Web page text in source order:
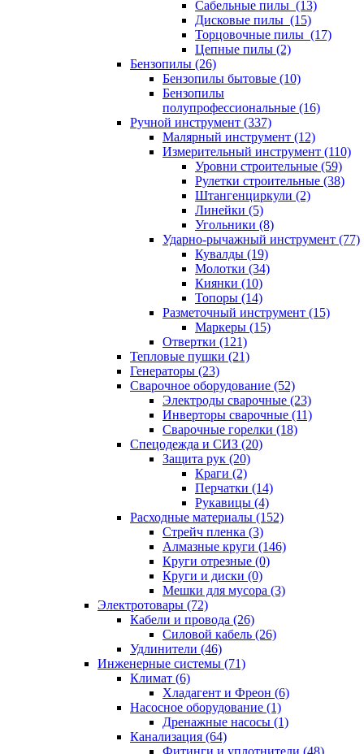
Сабельные пилы (13)
Дисковые пилы (15)
Торцовочные пилы (17)
Цепные пилы (2)
Бензопилы (26)
Бензопилы бытовые (10)
Бензопилы
полупрофессиональные (16)
Ручной инструмент (337)
Малярный инструмент (12)
Измерительный инструмент (110)
Уровни строительные (59)
Рулетки строительные (38)
Штангенциркули (2)
Линейки (5)
Угольники (8)
Ударно-рычажный инструмент (77)
Кувалды (19)
Молотки (34)
Киянки (10)
Топоры (14)
Разметочный инструмент (15)
Маркеры (15)
Отвертки (121)
Тепловые пушки (21)
Генераторы (23)
Сварочное оборудование (52)
Электроды сварочные (23)
Инверторы сварочные (11)
Сварочные горелки (18)
Спецодежда и СИЗ (20)
Защита рук (20)
Краги (2)
Перчатки (14)
Рукавицы (4)
Расходные материалы (152)
Стрейч пленка (3)
Алмазные круги (146)
Круги отрезные (0)
Круги и диски (0)
Мешки для мусора (3)
Электротовары (72)
Кабели и провода (26)
Силовой кабель (26)
Удлинители (46)
Инженерные системы (71)
Климат (6)
Хладагент и Фреон (6)
Насосное оборудование (1)
Дренажные насосы (1)
Канализация (64)
Фитинги и уплотнители (48)